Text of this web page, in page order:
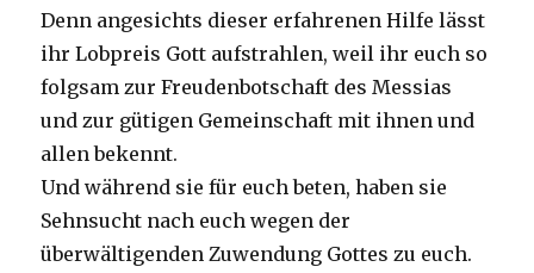
Denn angesichts dieser erfahrenen Hilfe lässt
ihr Lobpreis Gott aufstrahlen, weil ihr euch so
folgsam zur Freudenbotschaft des Messias
und zur gütigen Gemeinschaft mit ihnen und
allen bekennt.
Und während sie für euch beten, haben sie
Sehnsucht nach euch wegen der
überwältigenden Zuwendung Gottes zu euch.